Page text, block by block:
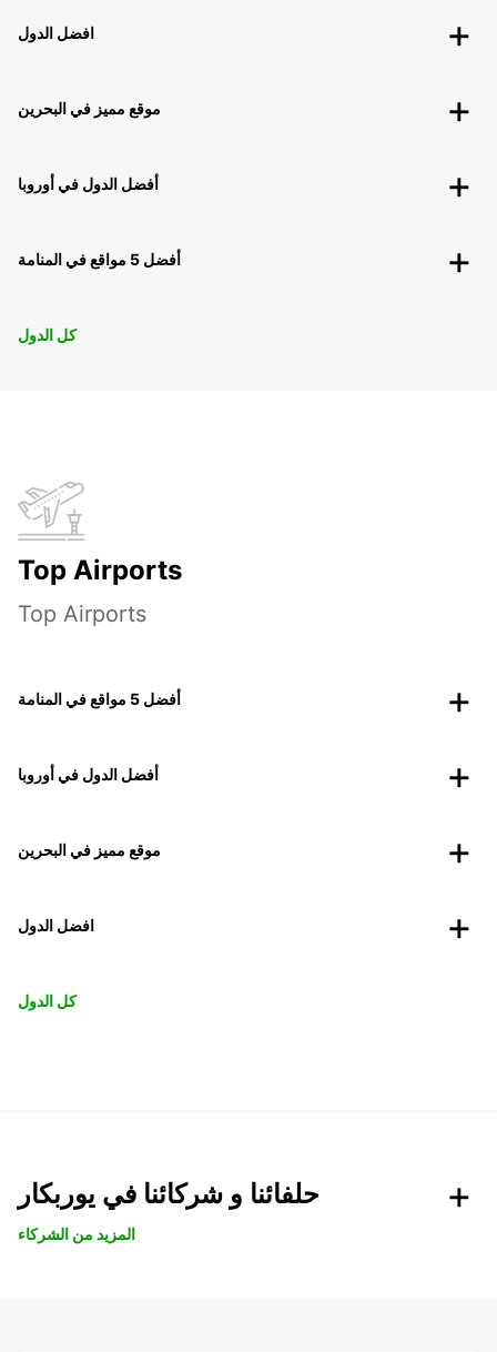
افضل الدول
موقع مميز في البحرين
أفضل الدول في أوروبا
أفضل 5 مواقع في المنامة
كل الدول
Top Airports
Top Airports
أفضل 5 مواقع في المنامة
أفضل الدول في أوروبا
موقع مميز في البحرين
افضل الدول
كل الدول
حلفائنا و شركائنا في يوربكار
المزيد من الشركاء